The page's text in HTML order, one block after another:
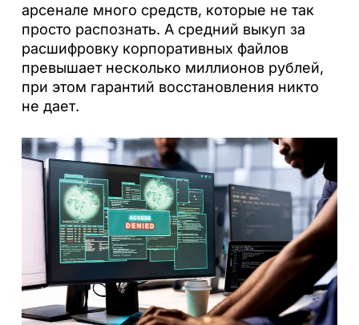
арсенале много средств, которые не так
просто распознать. А средний выкуп за
расшифровку корпоративных файлов
превышает несколько миллионов рублей,
при этом гарантий восстановления никто
не дает.